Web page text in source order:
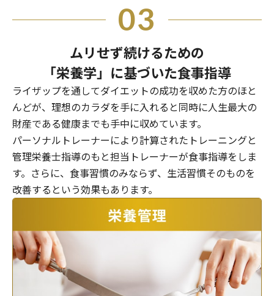
03
ムリせず続けるための
「栄養学」に基づいた食事指導
ライザップを通してダイエットの成功を収めた方のほと
んどが、理想のカラダを手に入れると同時に人生最大の
財産である健康までも手中に収めています。
パーソナルトレーナーにより計算されたトレーニングと
管理栄養士指導のもと担当トレーナーが食事指導をしま
す。さらに、食事習慣のみならず、生活習慣そのものを
改善するという効果もあります。